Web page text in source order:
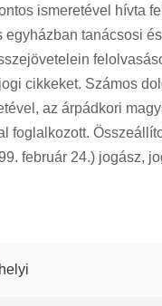
ismeretével hívta
egyházban tanácsosi
cikkeket. Számos
az árpádkori
foglalkozott.
február 24.) jogász,
helyi